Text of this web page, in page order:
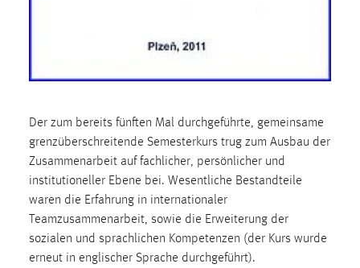
Der zum bereits fünften Mal durchgeführte, gemeinsame
grenzüberschreitende Semesterkurs trug zum Ausbau der
Zusammenarbeit auf fachlicher, persönlicher und
institutioneller Ebene bei. Wesentliche Bestandteile
waren die Erfahrung in internationaler
Teamzusammenarbeit, sowie die Erweiterung der
sozialen und sprachlichen Kompetenzen (der Kurs wurde
erneut in englischer Sprache durchgeführt).
30 Tage
Chat
Name:
MibewSessionID, MIBEW_UserID, mibew_locale, mibew-
Zweck: